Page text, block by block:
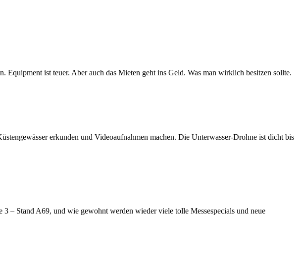
ist teuer. Aber auch das Mieten geht ins Geld. Was man wirklich besitzen sollte.
erkunden und Videoaufnahmen machen. Die Unterwasser-Drohne ist dicht bis
– Stand A69, und wie gewohnt werden wieder viele tolle Messespecials und neue